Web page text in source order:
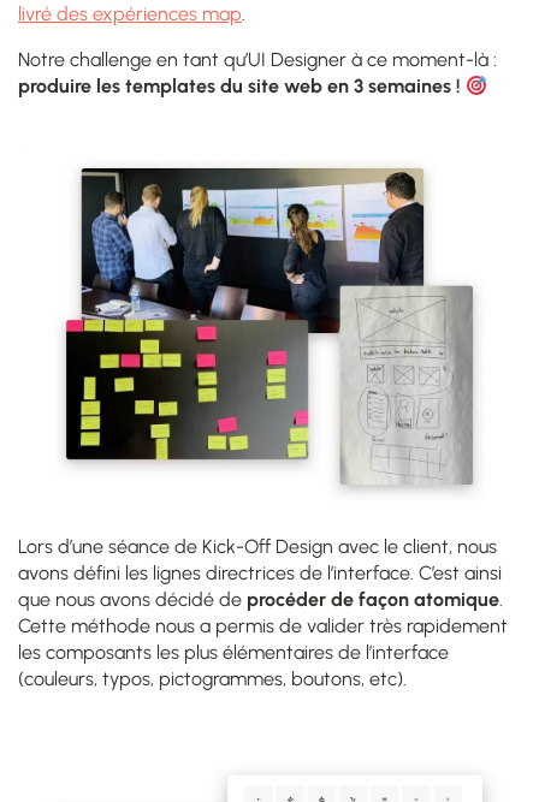
livré des expériences map.
Notre challenge en tant qu’UI Designer à ce moment-là :
produire les templates du site web en 3 semaines !
Lors d’une séance de Kick-Off Design avec le client, nous
avons défini les lignes directrices de l’interface. C’est ainsi
que nous avons décidé de procéder de façon atomique.
Cette méthode nous a permis de valider très rapidement
les composants les plus élémentaires de l’interface
(couleurs, typos, pictogrammes, boutons, etc).